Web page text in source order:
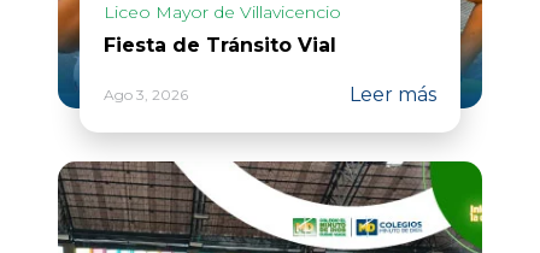
Liceo Mayor de Villavicencio
Fiesta de Tránsito Vial
Ago 3, 2026 Leer más